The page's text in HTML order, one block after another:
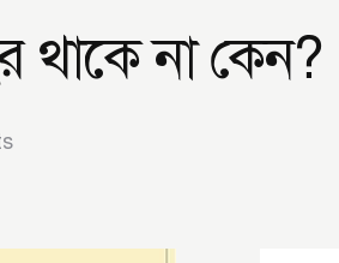
থাকে না কেন?